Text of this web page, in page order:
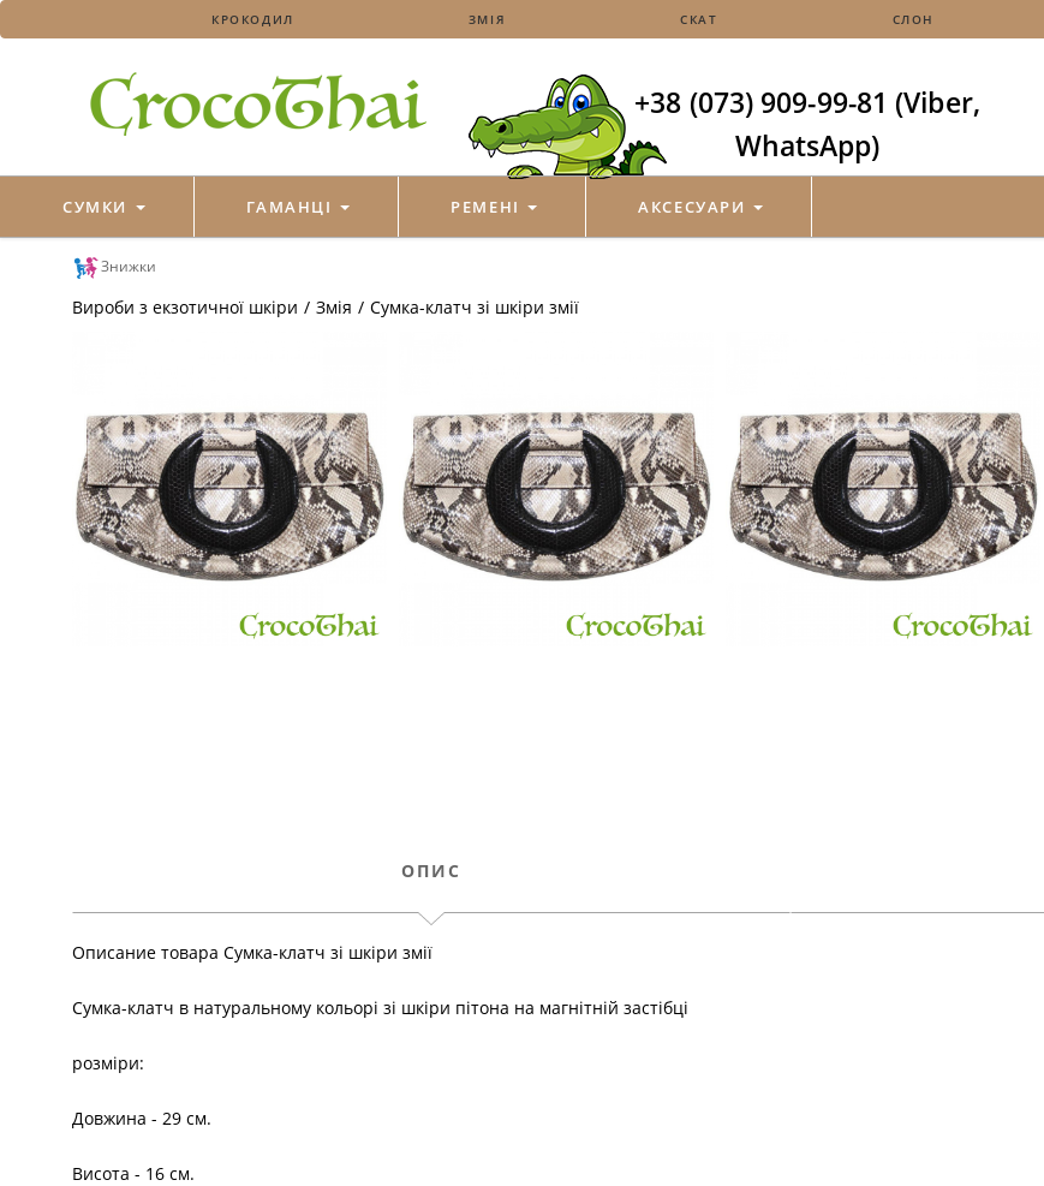
КРОКОДИЛ ЗМІЯ СКАТ СЛОН
+38 (073) 909-99-81 (Viber,
WhatsApp)
СУМКИ ГАМАНЦІ РЕМЕНІ АКСЕСУАРИ
Знижки
Вироби з екзотичної шкіри / Змія / Сумка-клатч зі шкіри змії
ОПИС
Описание товара Сумка-клатч зі шкіри змії
Сумка-клатч в натуральному кольорі зі шкіри пітона на магнітній застібці
розміри:
Довжина - 29 см.
Висота - 16 см.